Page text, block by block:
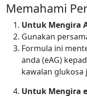
Memahami
Untuk Mengira
Gunakan
Formula ini
anda (eAG)
kawalan glukosa
Untuk Mengira